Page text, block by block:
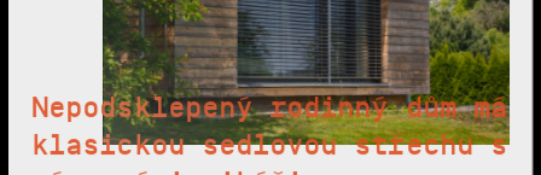
Nepodsklepený rodinný dům má
klasickou sedlovou střechu s